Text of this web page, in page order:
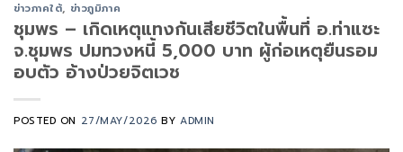
ข่าวภาคใต้, ข่าวภูมิภาค
ชุมพร – เกิดเหตุแทงกันเสียชีวิตในพื้นที่ อ.ท่าแซะ
จ.ชุมพร ปมทวงหนี้ 5,000 บาท ผู้ก่อเหตุยืนรอม
อบตัว อ้างป่วยจิตเวช
POSTED ON 27/MAY/2026 BYADMIN